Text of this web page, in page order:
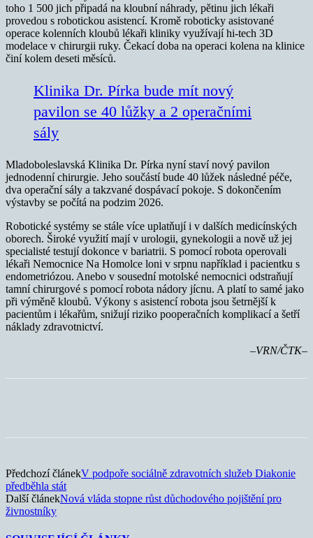
toho 1 500 jich připadá na kloubní náhrady, pětinu jich lékaři
provedou s robotickou asistencí. Kromě roboticky asistované
operace kolenních kloubů lékaři kliniky využívají hi-tech 3D
modelace v chirurgii ruky. Čekací doba na operaci kolena na klinice
činí kolem deseti měsíců.
Klinika Dr. Pírka bude mít nový
pavilon se 40 lůžky a 2 operačními
sály
Mladoboleslavská Klinika Dr. Pírka nyní staví nový pavilon
jednodenní chirurgie. Jeho součástí bude 40 lůžek následné péče,
dva operační sály a takzvané dospávací pokoje. S dokončením
výstavby se počítá na podzim 2026.
Robotické systémy se stále více uplatňují i v dalších medicínských
oborech. Široké využití mají v urologii, gynekologii a nově už jej
specialisté testují dokonce v bariatrii. S pomocí robota operovali
lékaři Nemocnice Na Homolce loni v srpnu například i pacientku s
endometriózou. Anebo v sousední motolské nemocnici odstraňují
tamní chirurgové s pomocí robota nádory jícnu. A platí to samé jako
při výměně kloubů. Výkony s asistencí robota jsou šetrnější k
pacientům i lékařům, snižují riziko pooperačních komplikací a šetří
náklady zdravotnictví.
–VRN/ČTK–
Předchozí článekV podpoře sociálně zdravotních služeb Diakonie
předběhla stát
Další článekNová vláda stopne růst důchodového pojištění pro
živnostníky